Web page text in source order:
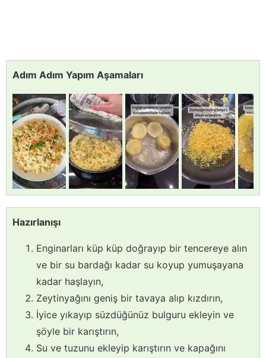
Adım Adım Yapım Aşamaları
Hazırlanışı
Enginarları küp küp doğrayıp bir tencereye alın
ve bir su bardağı kadar su koyup yumuşayana
kadar haşlayın,
Zeytinyağını geniş bir tavaya alıp kızdırın,
İyice yıkayıp süzdüğünüz bulguru ekleyin ve
şöyle bir karıştırın,
Su ve tuzunu ekleyip karıştırın ve kapağını